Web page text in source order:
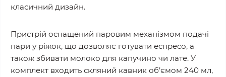
класичний дизайн.
Пристрій оснащений паровим механізмом подачі
пари у ріжок, що дозволяє готувати еспресо, а
також збивати молоко для капучино чи лате. У
комплект входить скляний кавник об’ємом 240 мл,